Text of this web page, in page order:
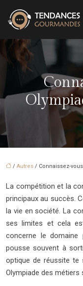
/ Autres / Connaissez-
La compétition et la
principaux au succès.
la vie en société. La
ses limites et cela
concerne le
pousse souvent à
optique de réussite te
Olympiade des métiers